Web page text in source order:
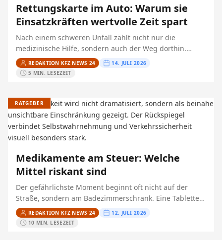
Rettungskarte im Auto: Warum sie
Einsatzkräften wertvolle Zeit spart
Nach einem schweren Unfall zählt nicht nur die
medizinische Hilfe, sondern auch der Weg dorthin.
Bevor Feuerwehr und Rettungsdienst eine
eingeklemmte Person versorgen oder befreien…
REDAKTION KFZ NEWS 24
14. JULI 2026
5 MIN. LESEZEIT
RATGEBER
Medikamente am Steuer: Welche
Mittel riskant sind
Der gefährlichste Moment beginnt oft nicht auf der
Straße, sondern am Badezimmerschrank. Eine Tablette
gegen Heuschnupfen, ein Hustensaft vor der Arbeit, ein
neues Schmerzmittel nach…
REDAKTION KFZ NEWS 24
12. JULI 2026
10 MIN. LESEZEIT